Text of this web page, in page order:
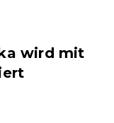
wird mit